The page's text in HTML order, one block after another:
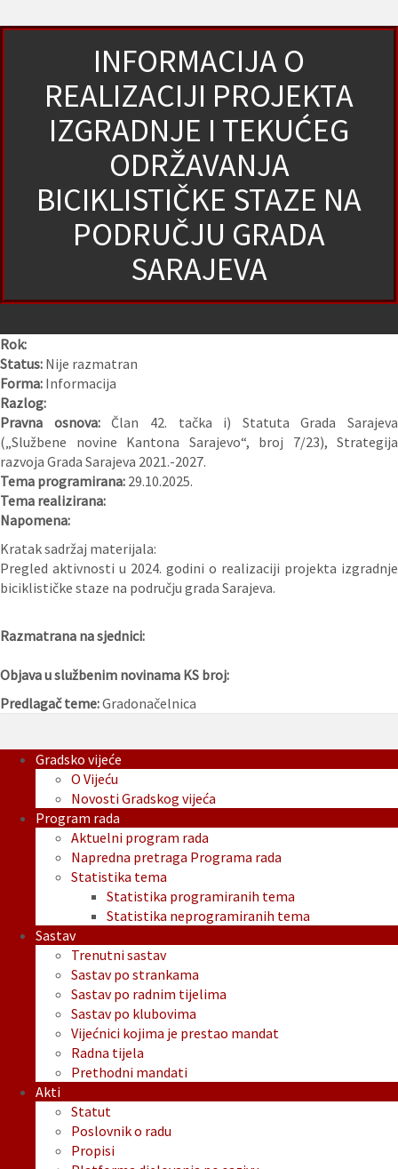
INFORMACIJA O
REALIZACIJI PROJEKTA
IZGRADNJE I TEKUĆEG
ODRŽAVANJA
BICIKLISTIČKE STAZE NA
PODRUČJU GRADA
SARAJEVA
Rok:
Status: Nije razmatran
Forma: Informacija
Razlog:
Pravna osnova:Član 42. tačka i) Statuta Grada Sarajeva
(„Službene novine Kantona Sarajevo“, broj 7/23), Strategija
razvoja Grada Sarajeva 2021.-2027.
Tema programirana: 29.10.2025.
Tema realizirana:
Napomena:
Kratak sadržaj materijala:
Pregled aktivnosti u 2024. godini o realizaciji projekta izgradnje
biciklističke staze na području grada Sarajeva.
Razmatrana na sjednici:
Objava u službenim novinama KS broj:
Predlagač teme:Gradonačelnica
Gradsko vijeće
O Vijeću
Novosti Gradskog vijeća
Program rada
Aktuelni program rada
Napredna pretraga Programa rada
Statistika tema
Statistika programiranih tema
Statistika neprogramiranih tema
Sastav
Trenutni sastav
Sastav po strankama
Sastav po radnim tijelima
Sastav po klubovima
Vijećnici kojima je prestao mandat
Radna tijela
Prethodni mandati
Akti
Statut
Poslovnik o radu
Propisi